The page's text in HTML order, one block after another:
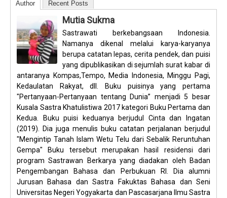
Author Recent Posts
Mutia Sukma
Sastrawati berkebangsaan Indonesia.
Namanya dikenal melalui karya-karyanya
berupa catatan lepas, cerita pendek, dan puisi
yang dipublikasikan di sejumlah surat kabar di
antaranya Kompas,Tempo, Media Indonesia, Minggu Pagi,
Kedaulatan Rakyat, dll. Buku puisinya yang pertama
"Pertanyaan-Pertanyaan tentang Dunia” menjadi 5 besar
Kusala Sastra Khatulistiwa 2017 kategori Buku Pertama dan
Kedua. Buku puisi keduanya berjudul Cinta dan Ingatan
(2019). Dia juga menulis buku catatan perjalanan berjudul
"Mengintip Tanah Islam Wetu Telu dari Sebalik Reruntuhan
Gempa" Buku tersebut merupakan hasil residensi dari
program Sastrawan Berkarya yang diadakan oleh Badan
Pengembangan Bahasa dan Perbukuan RI. Dia alumni
Jurusan Bahasa dan Sastra Fakuktas Bahasa dan Seni
Universitas Negeri Yogyakarta dan Pascasarjana Ilmu Sastra